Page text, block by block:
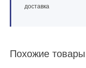
доставка
Похожие товары